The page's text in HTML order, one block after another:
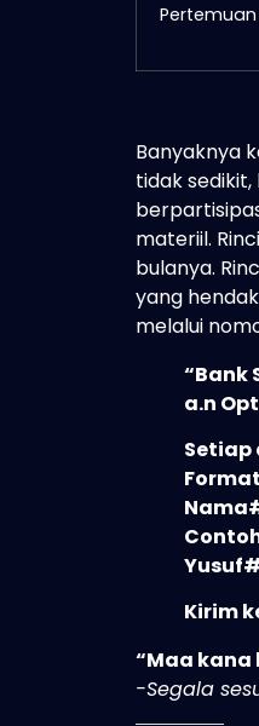
Pertemuan
Banyaknya
tidak sedikit,
materiil.
bulanya.
yang
melalui
“Bank
a.n
Setiap
Kirim
“Maa
-Segala